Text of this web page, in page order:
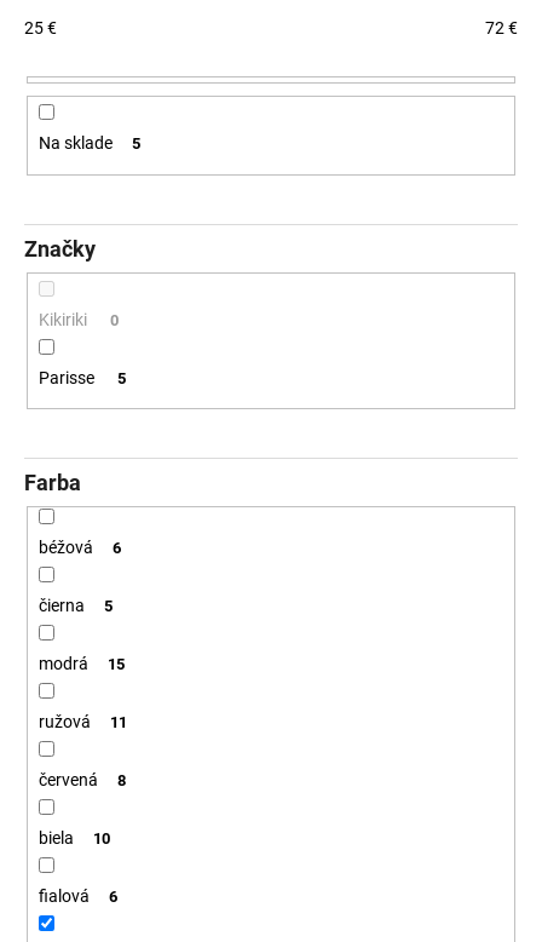
i
p
u
k
25€ 72 €
Na sklade 5
Značky
Kikiriki 0
Parisse 5
Farba
béžová 6
čierna 5
modrá 15
ružová 11
červená 8
biela 10
fialová 6
O
p
r
ú
m